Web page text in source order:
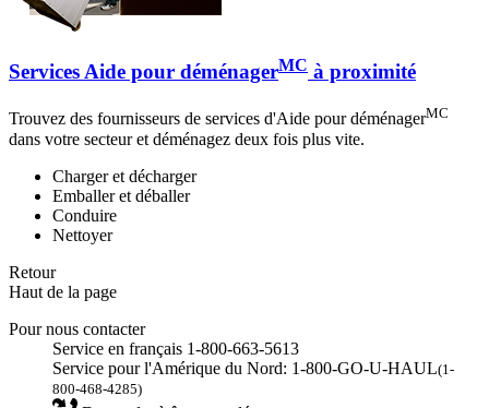
Services Aide pour déménagerMC à proximité
Trouvez des fournisseurs de services d'Aide pour déménagerMC
dans votre secteur et déménagez deux fois plus vite.
Charger et décharger
Emballer et déballer
Conduire
Nettoyer
Retour
Haut de la page
Pour nous contacter
Service en français 1-800-663-5613
Service pour l'Amérique du Nord: 1-800-GO-U-HAUL(1-
800-468-4285)